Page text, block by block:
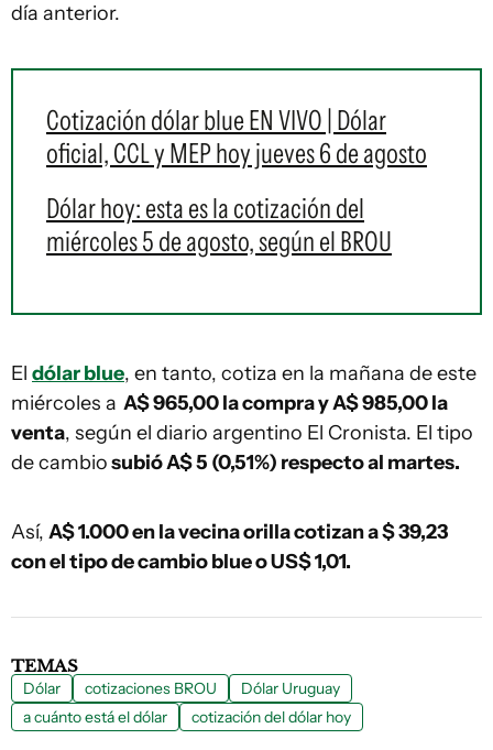
día anterior.
Cotización dólar blue EN VIVO | Dólar
oficial, CCL y MEP hoy jueves 6 de agosto
Dólar hoy: esta es la cotización del
miércoles 5 de agosto, según el BROU
El dólar blue, en tanto, cotiza en la mañana de este
miércoles a A$ 965,00 la compra y A$ 985,00 la
venta, según el diario argentino El Cronista. El tipo
de cambiosubió A$ 5 (0,51%) respecto al martes.
Así, A$ 1.000 en la vecina orilla cotizan a $ 39,23
con el tipo de cambio blue o US$ 1,01.
TEMAS
Dólar cotizaciones BROU
Dólar Uruguay
a cuánto está el dólar
cotización del dólar hoy